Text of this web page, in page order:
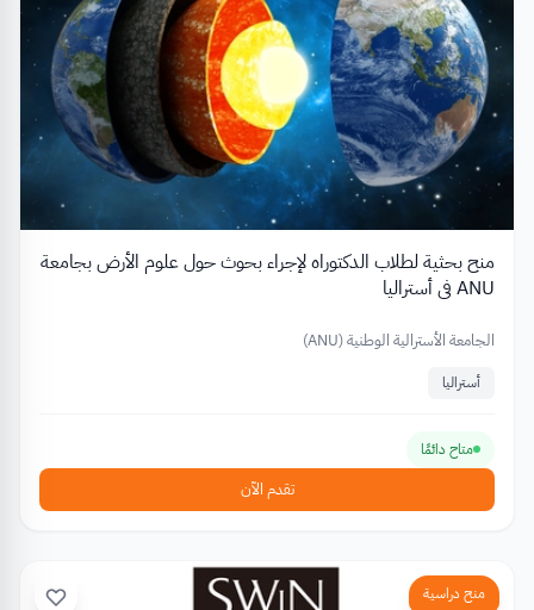
منح بحثية لطلاب الدكتوراه لإجراء بحوث حول علوم الأرض بجامعة
ANU في أستراليا
الجامعة الأسترالية الوطنية (ANU)
أستراليا
متاح دائمًا
تقدم الآن
منح دراسية